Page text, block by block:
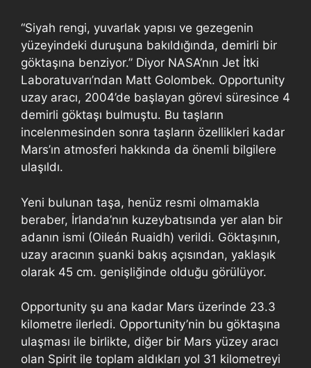
“Siyah rengi, yuvarlak yapısı ve gezegenin
yüzeyindeki duruşuna bakıldığında, demirli bir
göktaşına benziyor.” Diyor NASA’nın Jet İtki
Laboratuvarı’ndan Matt Golombek. Opportunity
uzay aracı, 2004’de başlayan görevi süresince 4
demirli göktaşı bulmuştu. Bu taşların
incelenmesinden sonra taşların özellikleri kadar
Mars’ın atmosferi hakkında da önemli bilgilere
ulaşıldı.
Yeni bulunan taşa, henüz resmi olmamakla
beraber, İrlanda’nın kuzeybatısında yer alan bir
adanın ismi (Oileán Ruaidh) verildi. Göktaşının,
uzay aracının şuanki bakış açısından, yaklaşık
olarak 45 cm. genişliğinde olduğu görülüyor.
Opportunity şu ana kadar Mars üzerinde 23.3
kilometre ilerledi. Opportunity’nin bu göktaşına
ulaşması ile birlikte, diğer bir Mars yüzey aracı
olan Spirit ile toplam aldıkları yol 31 kilometreyi